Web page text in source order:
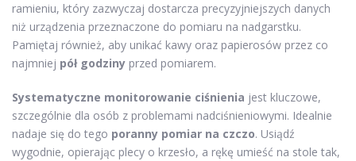
ramieniu, który zazwyczaj dostarcza precyzyjniejszych danych
niż urządzenia przeznaczone do pomiaru na nadgarstku.
Pamiętaj również, aby unikać kawy oraz papierosów przez co
najmniej pół godziny przed pomiarem.
Systematyczne monitorowanie ciśnienia jest kluczowe,
szczególnie dla osób z problemami nadciśnieniowymi. Idealnie
nadaje się do tego poranny pomiar na czczo. Usiądź
wygodnie, opierając plecy o krzesło, a rękę umieść na stole tak,